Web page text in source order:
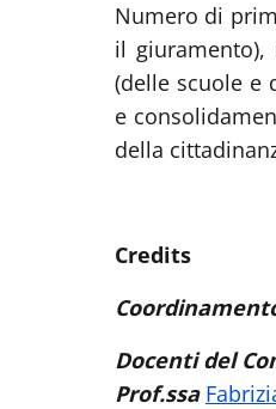
Numero di
il
(delle scuole e
e
della
Credits
Docenti del
Prof.ssa